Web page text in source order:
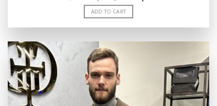
price
was:
8,000.00 грн..
price
ADD TO CART